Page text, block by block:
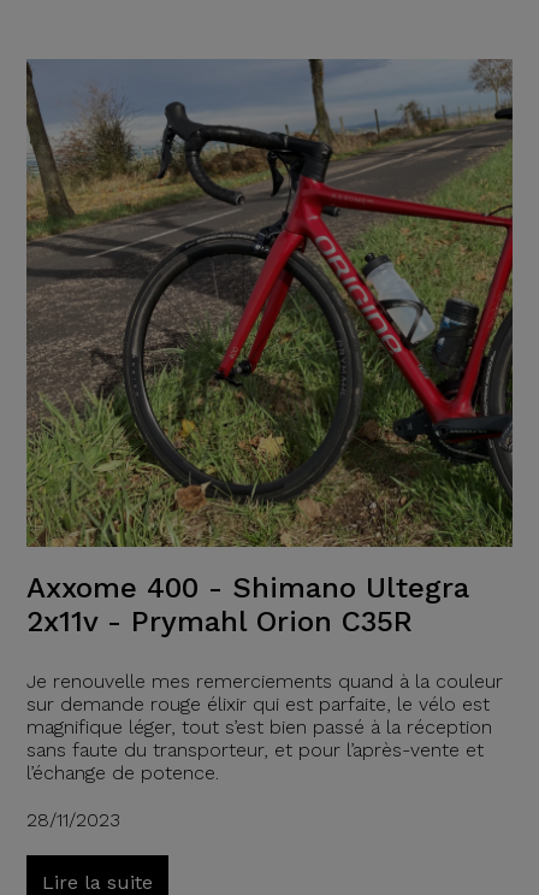
Axxome 400 - Shimano Ultegra
2x11v - Prymahl Orion C35R
Je renouvelle mes remerciements quand à la couleur
sur demande rouge élixir qui est parfaite, le vélo est
magnifique léger, tout s’est bien passé à la réception
sans faute du transporteur, et pour l’après-vente et
l’échange de potence.
28/11/2023
Lire la suite